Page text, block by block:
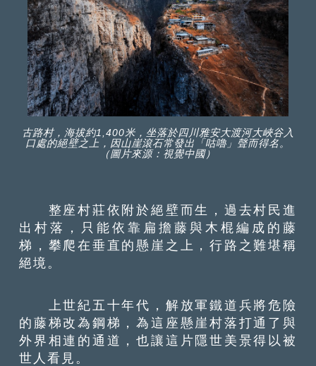
古路村，海拔約1,400米，坐落於四川雅安大渡河大峽谷入
口處的絕壁之上，因山崖滾石常發出「咕嚕」聲而得名。
（圖片來源：視覺中國）
整座村莊依附於絕壁而生，過去村民進
出村落，只能依靠扁擔藤與木棍編成的藤
梯，攀爬在垂直的懸崖之上，行路之難堪稱
絕境。
上世紀五十年代，解放軍鐵道兵將危險
的藤梯改為鋼梯，為這座懸崖村落打通了與
外界相連的通道，也讓這片隱世美景得以被
世人看見。